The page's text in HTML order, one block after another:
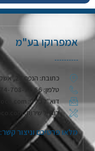
אמפרוקו בע"מ
כתובת: הנפח 28, אשקלון
טלפון: 074-708-71-66
דוא"ל כללי: Info@emproco.com
דוא"ל שירות: Service@emproco.com
מלאו פרטיכם וניצור קשר: